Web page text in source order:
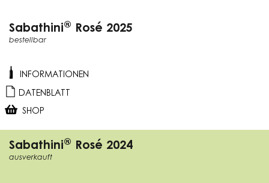
Sabathini® Rosé 2025
bestellbar
INFORMATIONEN
DATENBLATT
SHOP
Sabathini® Rosé 2024
ausverkauft